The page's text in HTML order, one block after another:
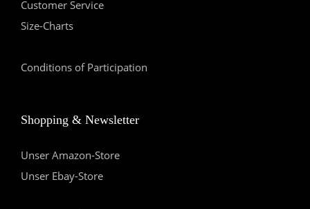
Customer Service
Size-Charts
Conditions of Participation
Shopping & Newsletter
Unser Amazon-Store
Unser Ebay-Store